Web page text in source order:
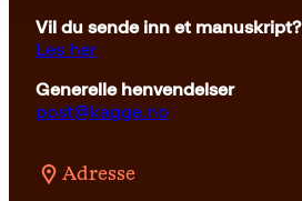
Vil du sende inn et manuskript?
Les her
Generelle henvendelser
post@kagge.no
Adresse